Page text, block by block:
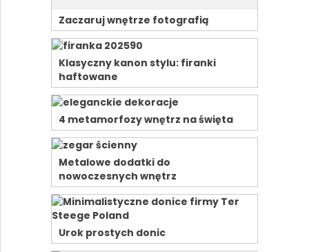
Zaczaruj wnętrze fotografią
Klasyczny kanon stylu: firanki
haftowane
4 metamorfozy wnętrz na święta
Metalowe dodatki do
nowoczesnych wnętrz
Urok prostych donic